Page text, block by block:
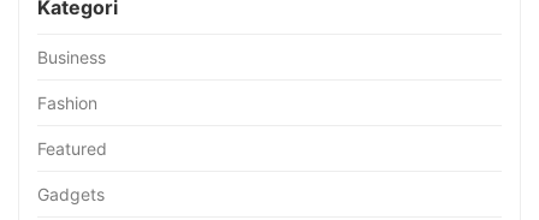
Kategori
Business
Fashion
Featured
Gadgets